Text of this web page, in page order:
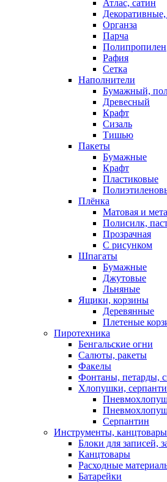
Атлас, сатин
Органза
Парча
Полипропилен
Рафия
Сетка
Наполнители
Бумажный,
Древесный
Крафт
Сизаль
Тишью
Пакеты
Бумажные
Крафт
Пластиковые
Плёнка
Матовая и
Полисилк,
Прозрачная
С рисунком
Шпагаты
Бумажные
Джутовые
Льняные
Ящики, корзины
Деревянные
Плетеные
Пиротехника
Бенгальские огни
Салюты, ракеты
Факелы
Фонтаны, петарды,
Хлопушки,
Серпантин
Инструменты, канцтовары
Блоки для записей,
Канцтовары
Расходные
Батарейки